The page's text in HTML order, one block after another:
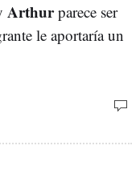
Arthurparece ser
le aportaría un